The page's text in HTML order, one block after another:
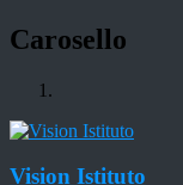
Carosello
Vision Istituto